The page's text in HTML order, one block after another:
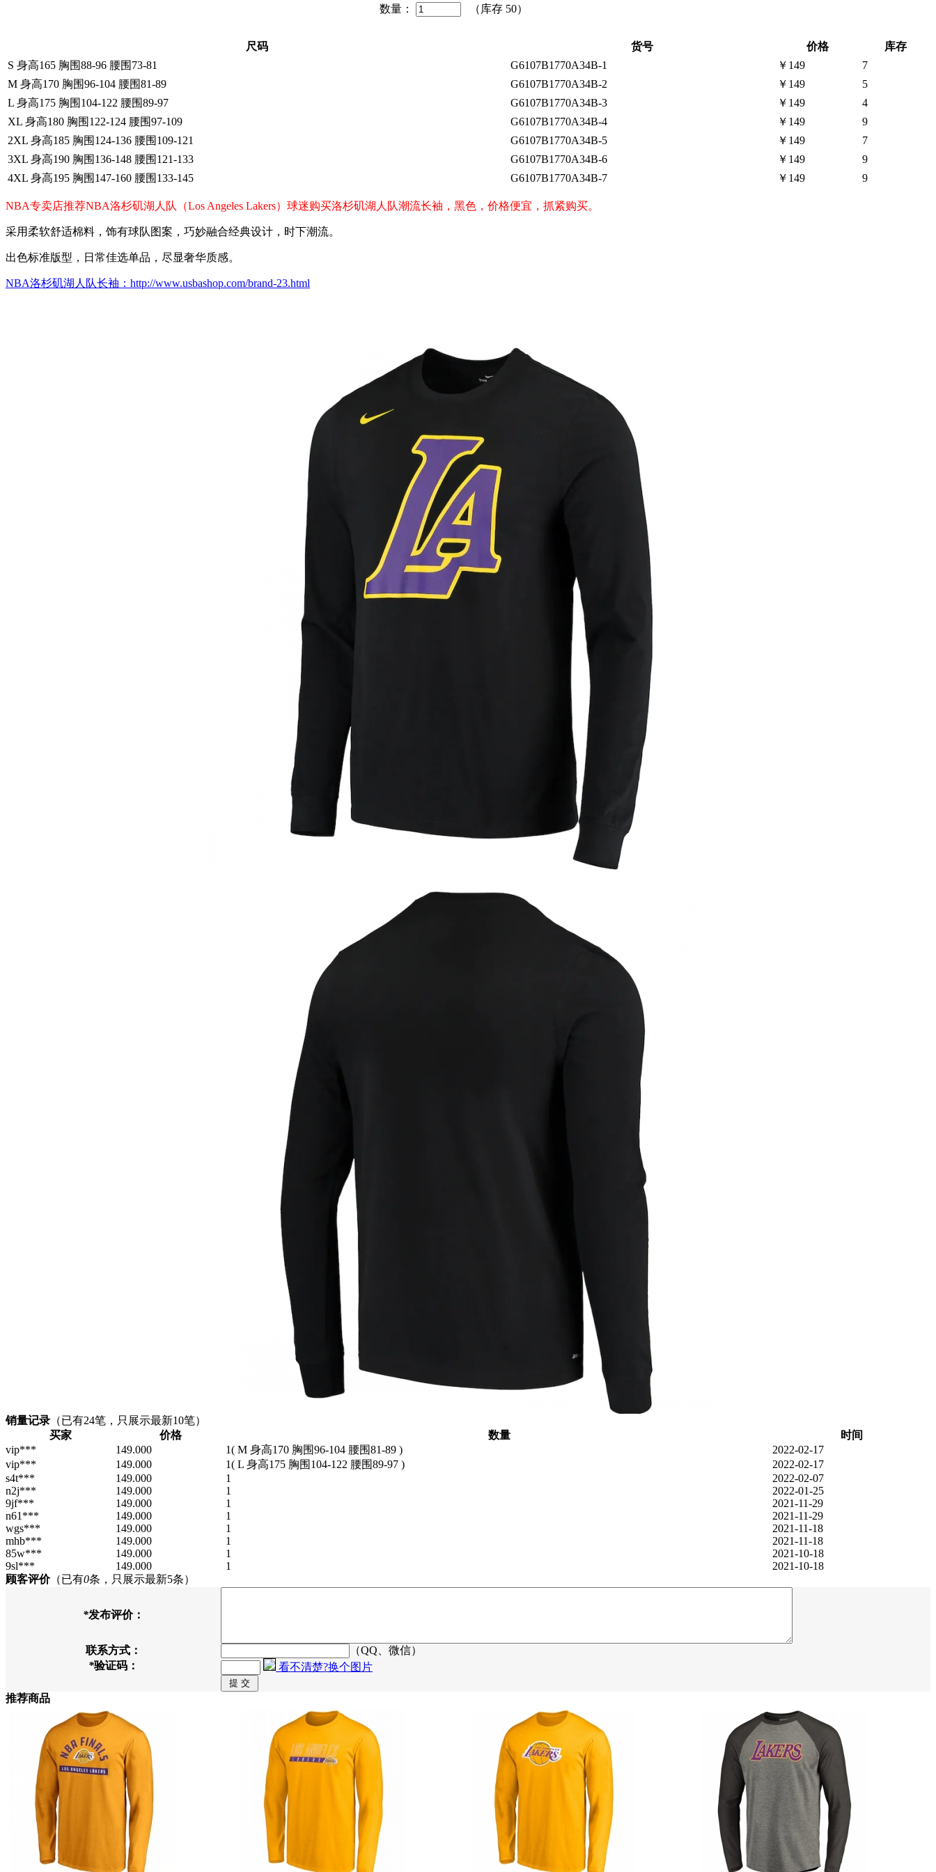
数量： （库存 50）
尺码 货号 价格
库存
S 身高165 胸围88-96 腰围73-81
G6107B1770A34B-1 ￥149
7
M 身高170 胸围96-104 腰围81-89
G6107B1770A34B-2 ￥149
5
L 身高175 胸围104-122 腰围89-97
G6107B1770A34B-3 ￥149
4
XL 身高180 胸围122-124 腰围97-109
G6107B1770A34B-4 ￥149
9
2XL 身高185 胸围124-136 腰围109-121
G6107B1770A34B-5 ￥149
7
3XL 身高190 胸围136-148 腰围121-133
G6107B1770A34B-6 ￥149
9
4XL 身高195 胸围147-160 腰围133-145
G6107B1770A34B-7 ￥149 9
NBA专卖店推荐NBA洛杉矶湖人队（Los Angeles Lakers）球迷购买洛杉矶湖人队潮流长袖，黑色，价格便宜，抓紧购买。
采用柔软舒适棉料，饰有球队图案，巧妙融合经典设计，时下潮流。
出色标准版型，日常佳选单品，尽显奢华质感。
NBA洛杉矶湖人队长袖：http://www.usbashop.com/brand-23.html
销量记录 （已有24笔，只展示最新10笔）
买家
价格 数量
时间
vip***
149.000 1( M 身高170 胸围96-104 腰围81-89 )
2022-02-17
vip***
149.000 1( L 身高175 胸围104-122 腰围89-97 )
2022-02-17
s4t***
149.000 1
2022-02-07
n2j***
149.000 1
2022-01-25
9jf***
149.000 1
2021-11-29
n61***
149.000 1
2021-11-29
wgs***
149.000 1
2021-11-18
mhb***
149.000 1
2021-11-18
85w***
149.000 1
2021-10-18
9sl***
149.000 1
2021-10-18
顾客评价（已有0条，只展示最新5条）
*发布评价：
联系方式：
（QQ、微信）
*验证码： 看不清楚?换个图片
推荐商品